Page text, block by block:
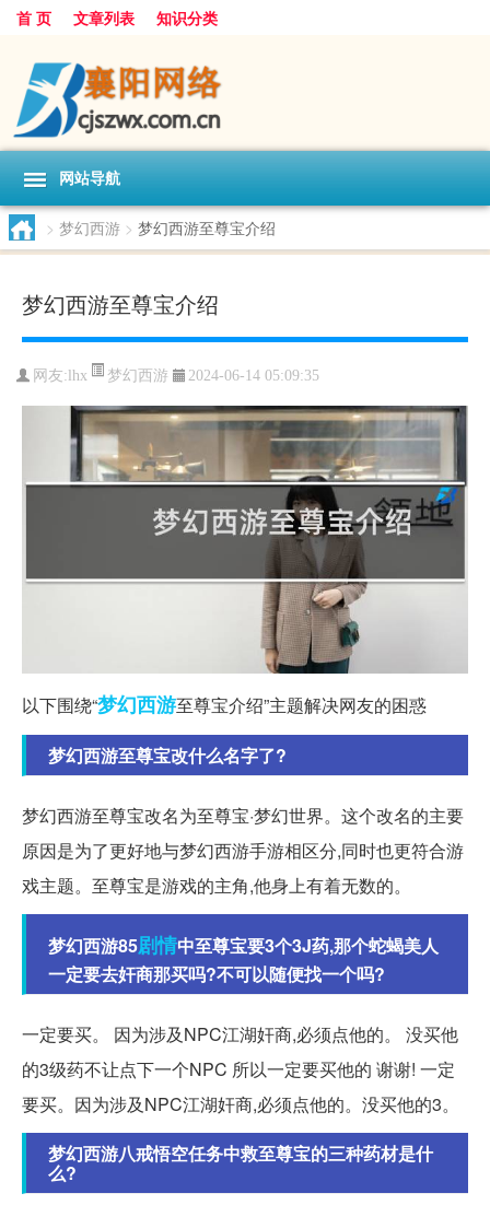
首 页 文章列表 知识分类
网站导航
> 梦幻西游 > 梦幻西游至尊宝介绍
梦幻西游至尊宝介绍
网友: lhx 梦幻西游 2024-06-14 05:09:35
以下围绕“梦幻西游至尊宝介绍”主题解决网友的困惑
梦幻西游至尊宝改什么名字了?
梦幻西游至尊宝改名为至尊宝·梦幻世界。这个改名的主要
原因是为了更好地与梦幻西游手游相区分,同时也更符合游
戏主题。至尊宝是游戏的主角,他身上有着无数的。
梦幻西游85剧情中至尊宝要3个3J药,那个蛇蝎美人
一定要去奸商那买吗?不可以随便找一个吗?
一定要买。 因为涉及NPC江湖奸商,必须点他的。 没买他
的3级药不让点下一个NPC 所以一定要买他的 谢谢! 一定
要买。因为涉及NPC江湖奸商,必须点他的。没买他的3。
梦幻西游八戒悟空任务中救至尊宝的三种药材是什
么?